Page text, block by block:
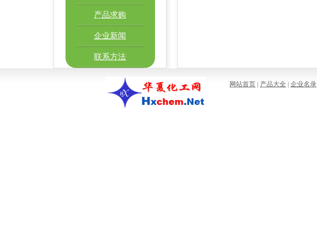
产品求购
企业新闻
联系方法
网站首页 | 产品大全 | 企业名录